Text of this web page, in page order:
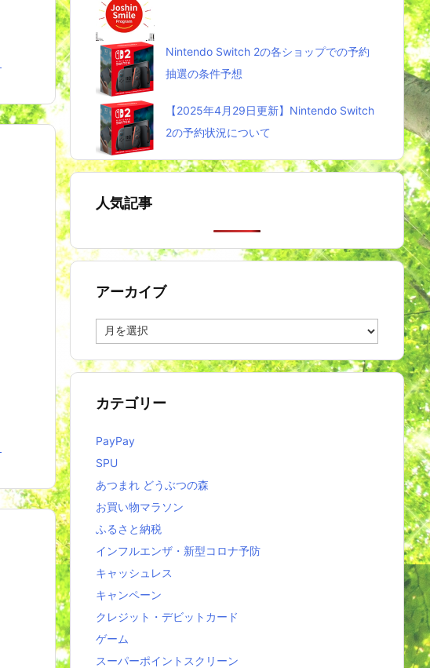
Nintendo Switch 2の各ショップでの予約
抽選の条件予想
【2025年4月29日更新】Nintendo Switch
2の予約状況について
人気記事
アーカイブ
ー
イ
カテゴリー
PayPay
SPU
あつまれ どうぶつの森
お買い物マラソン
ふるさと納税
インフルエンザ・新型コロナ予防
キャッシュレス
キャンペーン
クレジット・デビットカード
ゲーム
スーパーポイントスクリーン